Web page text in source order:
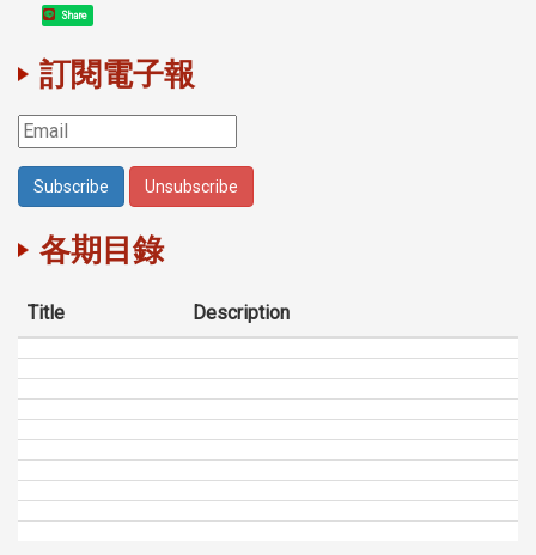
Share
訂閱電子報
各期目錄
Title Description